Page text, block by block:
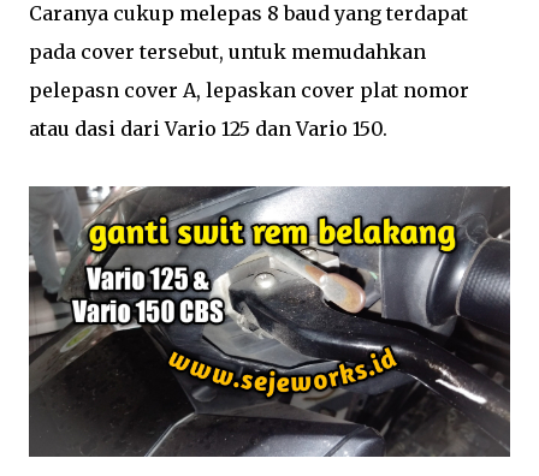
Caranya cukup melepas 8 baud yang terdapat
pada cover tersebut, untuk memudahkan
pelepasn cover A, lepaskan cover plat nomor
atau dasi dari Vario 125 dan Vario 150.